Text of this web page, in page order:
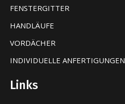
FENSTERGITTER
HANDLÄUFE
VORDÄCHER
INDIVIDUELLE ANFERTIGUNGEN
Links